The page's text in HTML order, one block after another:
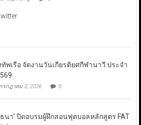
ทัพเรือ จัดงานวันเกียรติยศกีฬานาวี ประจำ
กรกฎาคม 3, 2026 0
ธนา’ ปิดอบรมผู้ฝึกสอนฟุตบอลหลักสูตร FAT